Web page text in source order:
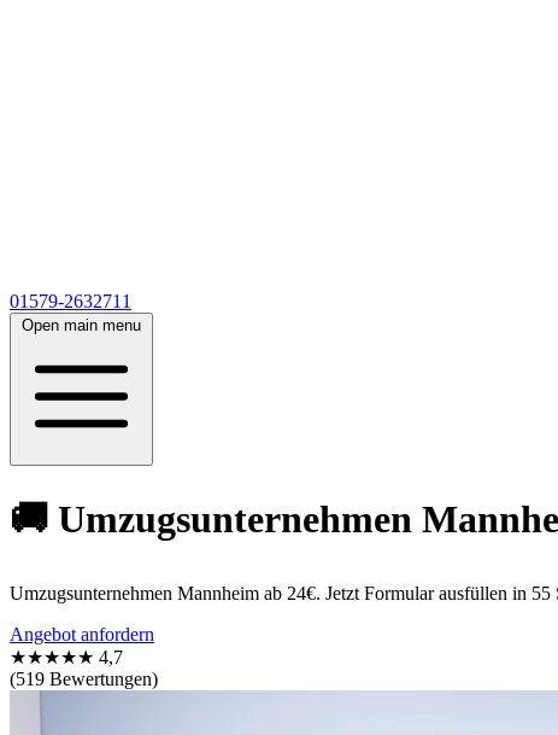
01579-2632711
Open main menu
🚚 Umzugsunternehmen
Umzugsunternehmen Mannheim ab 24€. Jetzt Formular ausfüllen in
Angebot anfordern
★★★★★ 4,7
(519 Bewertungen)